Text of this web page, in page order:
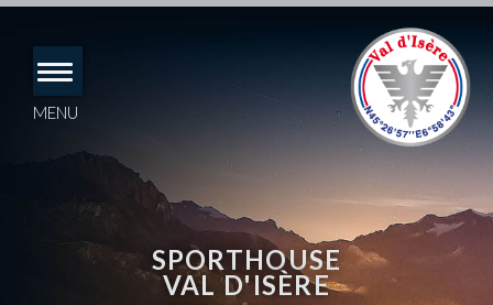
directement
contenu
MENU
SPORTHOUSE
VAL D'ISÈRE